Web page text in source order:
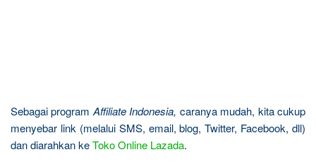
Sebagai program Affiliate Indonesia, caranya mudah, kita cukup
menyebar link (melalui SMS, email, blog, Twitter, Facebook, dll)
dan diarahkan keToko Online Lazada.